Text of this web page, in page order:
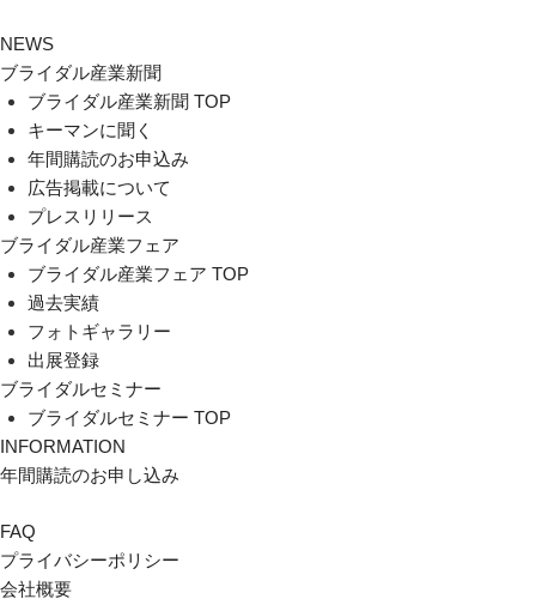
NEWS
ブライダル産業新聞
ブライダル産業新聞 TOP
キーマンに聞く
年間購読のお申込み
広告掲載について
プレスリリース
ブライダル産業フェア
ブライダル産業フェア TOP
過去実績
フォトギャラリー
出展登録
ブライダルセミナー
ブライダルセミナー TOP
INFORMATION
年間購読のお申し込み
FAQ
プライバシーポリシー
会社概要